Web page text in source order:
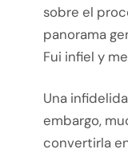
sobre el
panorama
Fui infiel y
Una
embargo,
convertirla